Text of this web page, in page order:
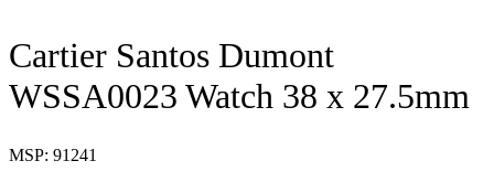
Cartier Santos Dumont
WSSA0023 Watch 38 x 27.5mm
MSP: 91241